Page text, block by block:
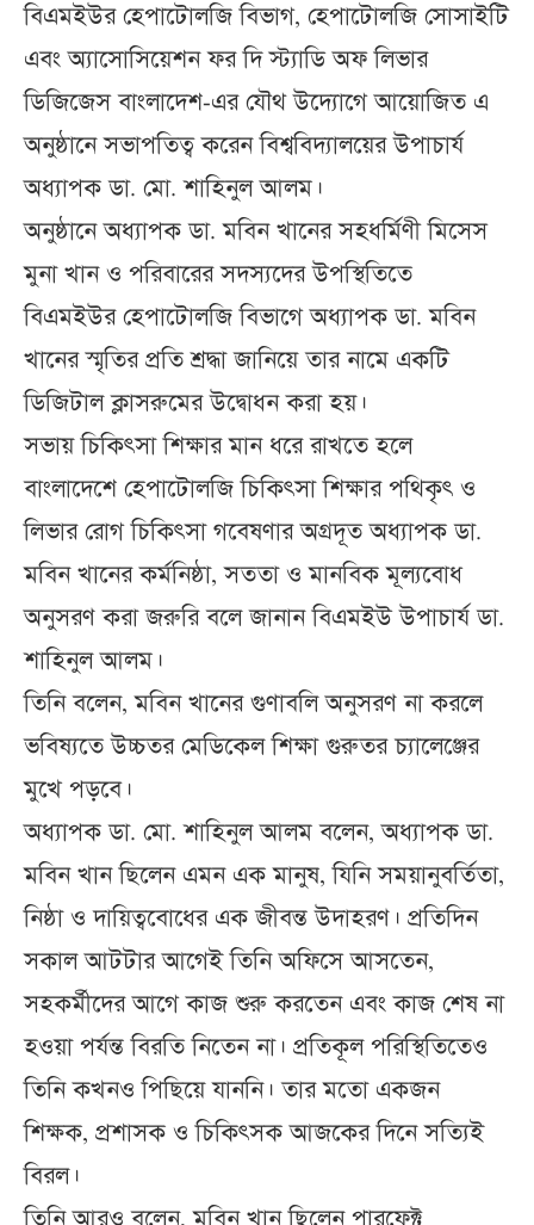
বিএমইউর হেপাটোলজি বিভাগ, হেপাটোলজি সোসাইটি
এবং অ্যাসোসিয়েশন ফর দি স্ট্যাডি অফ লিভার
ডিজিজেস বাংলাদেশ-এর যৌথ উদ্যোগে আয়োজিত এ
অনুষ্ঠানে সভাপতিত্ব করেন বিশ্ববিদ্যালয়ের উপাচার্য
অধ্যাপক ডা. মো. শাহিনুল আলম।
অনুষ্ঠানে অধ্যাপক ডা. মবিন খানের সহধর্মিণী মিসেস
মুনা খান ও পরিবারের সদস্যদের উপস্থিতিতে
বিএমইউর হেপাটোলজি বিভাগে অধ্যাপক ডা. মবিন
খানের স্মৃতির প্রতি শ্রদ্ধা জানিয়ে তার নামে একটি
ডিজিটাল ক্লাসরুমের উদ্বোধন করা হয়।
সভায় চিকিৎসা শিক্ষার মান ধরে রাখতে হলে
বাংলাদেশে হেপাটোলজি চিকিৎসা শিক্ষার পথিকৃৎ ও
লিভার রোগ চিকিৎসা গবেষণার অগ্রদূত অধ্যাপক ডা.
মবিন খানের কর্মনিষ্ঠা, সততা ও মানবিক মূল্যবোধ
অনুসরণ করা জরুরি বলে জানান বিএমইউ উপাচার্য ডা.
শাহিনুল আলম।
তিনি বলেন, মবিন খানের গুণাবলি অনুসরণ না করলে
ভবিষ্যতে উচ্চতর মেডিকেল শিক্ষা গুরুতর চ্যালেঞ্জের
মুখে পড়বে।
অধ্যাপক ডা. মো. শাহিনুল আলম বলেন, অধ্যাপক ডা.
মবিন খান ছিলেন এমন এক মানুষ, যিনি সময়ানুবর্তিতা,
নিষ্ঠা ও দায়িত্ববোধের এক জীবন্ত উদাহরণ। প্রতিদিন
সকাল আটটার আগেই তিনি অফিসে আসতেন,
সহকর্মীদের আগে কাজ শুরু করতেন এবং কাজ শেষ না
হওয়া পর্যন্ত বিরতি নিতেন না। প্রতিকূল পরিস্থিতিতেও
তিনি কখনও পিছিয়ে যাননি। তার মতো একজন
শিক্ষক, প্রশাসক ও চিকিৎসক আজকের দিনে সত্যিই
বিরল।